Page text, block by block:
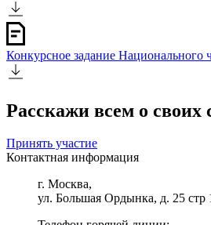
Конкурсное задание
Расскажи всем о своих
Принять участие
Контактная информация
г. Москва,
ул. Большая Ордынка, д. 25 стр